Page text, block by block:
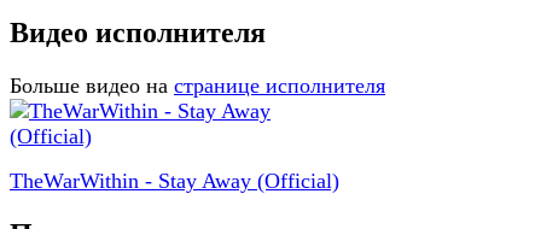
Видео исполнителя
Больше видео на странице исполнителя
TheWarWithin - Stay Away (Official)